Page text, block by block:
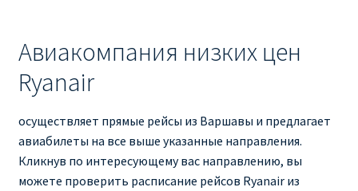
Авиакомпания низких цен
Ryanair
осуществляет прямые рейсы из Варшавы и предлагает
авиабилеты на все выше указанные направления.
Кликнув по интересующему вас направлению, вы
можете проверить расписание рейсов Ryanair из